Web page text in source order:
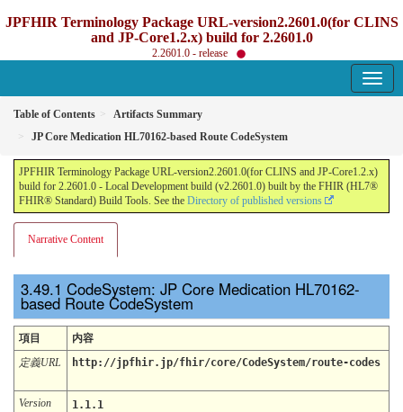
JPFHIR Terminology Package URL-version2.2601.0(for CLINS
and JP-Core1.2.x) build for 2.2601.0
2.2601.0 - release
Table of Contents
Artifacts Summary
JP Core Medication HL70162-based Route CodeSystem
JPFHIR Terminology Package URL-version2.2601.0(for CLINS and JP-Core1.2.x)
build for 2.2601.0 - Local Development build (v2.2601.0) built by the FHIR (HL7®
FHIR® Standard) Build Tools. See the Directory of published versions
Narrative Content
CodeSystem: JP Core Medication HL70162-
based Route CodeSystem
項目
内容
定義URL
http://jpfhir.jp/fhir/core/CodeSystem/route-codes
Version
1.1.1